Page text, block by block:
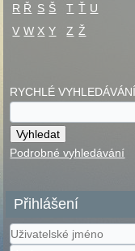
R Ř S Š T Ť U
V W X Y Z Ž
RYCHLÉ VYHLEDÁVÁNÍ
Podrobné vyhledávání
Přihlášení